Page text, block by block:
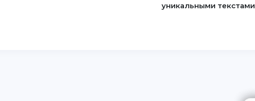
уникальными текстами